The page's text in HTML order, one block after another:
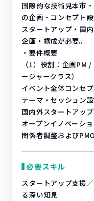
国際的な技術見本市
の企画・コンセプト設
スタートアップ・国
企画・構成が必要。
・要件概要
（1）役割：企画PM
ージャークラス）
イベント全体コンセ
テーマ・セッション
国内外スタートアッ
オープンイノベーシ
関係者調整および
必要スキル
スタートアップ支援
る深い知見